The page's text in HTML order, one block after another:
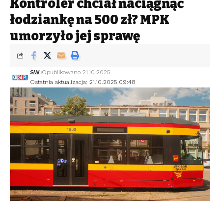
Kontroler chciał naciągnąć
łodziankę na 500 zł? MPK
umorzyło jej sprawę
Ostatnia aktualizacja: 21.10.2025 09:48
SW Opublikowano 21.10.2025